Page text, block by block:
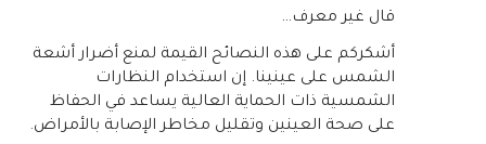
‏قال غير معرف…
أشكركم على هذه النصائح القيمة لمنع أضرار أشعة
الشمس على عينينا. إن استخدام النظارات
الشمسية ذات الحماية العالية يساعد في الحفاظ
على صحة العينين وتقليل مخاطر الإصابة بالأمراض.